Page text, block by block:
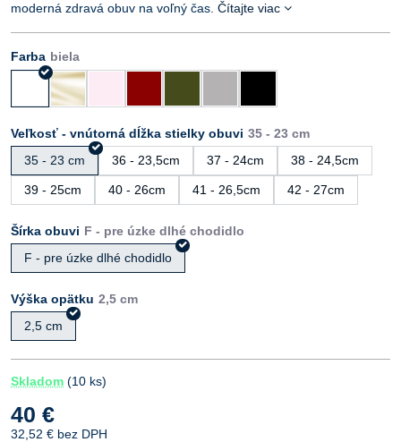
moderná zdravá obuv na voľný čas. Čítajte viac
Farba
Veľkosť - vnútorná dĺžka stielky obuvi
35 - 23 cm
36 - 23,5cm 37 - 24cm 38 - 24,5cm
39 - 25cm 40 - 26cm 41 - 26,5cm 42 - 27cm
Šírka obuvi
F - pre úzke dlhé chodidlo
Výška opätku
2,5 cm
Skladom (10 ks)
40 €
32,52 € bez DPH